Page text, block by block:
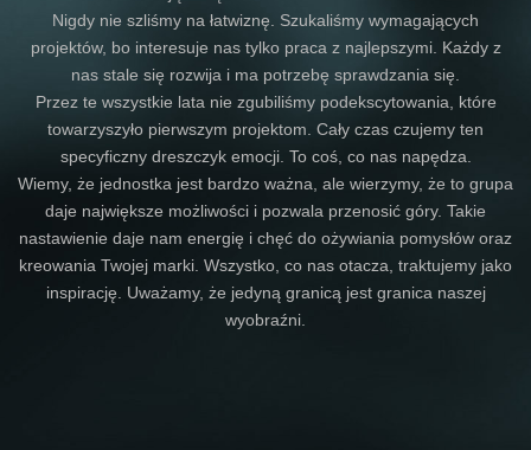
Nigdy nie szliśmy na łatwiznę. Szukaliśmy wymagających
projektów, bo interesuje nas tylko praca z najlepszymi. Każdy z
nas stale się rozwija i ma potrzebę sprawdzania się.
Przez te wszystkie lata nie zgubiliśmy podekscytowania, które
towarzyszyło pierwszym projektom. Cały czas czujemy ten
specyficzny dreszczyk emocji. To coś, co nas napędza.
Wiemy, że jednostka jest bardzo ważna, ale wierzymy, że to grupa
daje największe możliwości i pozwala przenosić góry. Takie
nastawienie daje nam energię i chęć do ożywiania pomysłów oraz
kreowania Twojej marki. Wszystko, co nas otacza, traktujemy jako
inspirację. Uważamy, że jedyną granicą jest granica naszej
wyobraźni.